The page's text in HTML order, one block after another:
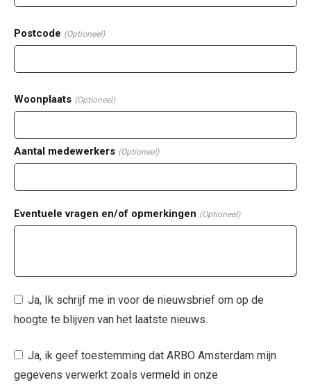
Postcode (Optioneel)
Woonplaats (Optioneel)
Aantal medewerkers (Optioneel)
Eventuele vragen en/of opmerkingen (Optioneel)
Ja, Ik schrijf me in voor de nieuwsbrief om op de
hoogte te blijven van het laatste nieuws.
Ja, ik geef toestemming dat ARBO Amsterdam mijn
gegevens verwerkt zoals vermeld in onze